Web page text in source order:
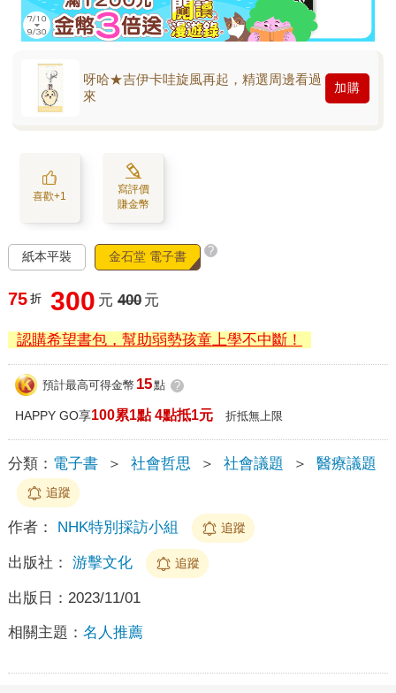
呀哈★吉伊卡哇旋風再起，精選周邊看過
來
加購
喜歡+1
寫評價
賺金幣
紙本平裝 金石堂 電子書 ?
75 折 300 元 400 元
認購希望書包，幫助弱勢孩童上學不中斷！
預計最高可得金幣 15點 ?
HAPPY GO享100累1點 4點抵1元 折抵無上限
分類： 電子書 ＞ 社會哲思 ＞ 社會議題 ＞ 醫療議題
追蹤
作者： NHK特別採訪小組 追蹤
出版社： 游擊文化 追蹤
出版日： 2023/11/01
相關主題： 名人推薦